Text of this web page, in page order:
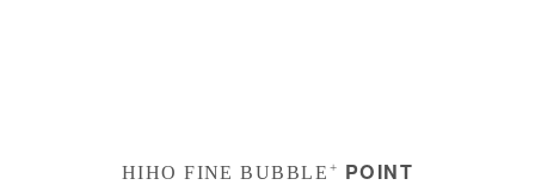
HIHO FINE BUBBLE + POINT